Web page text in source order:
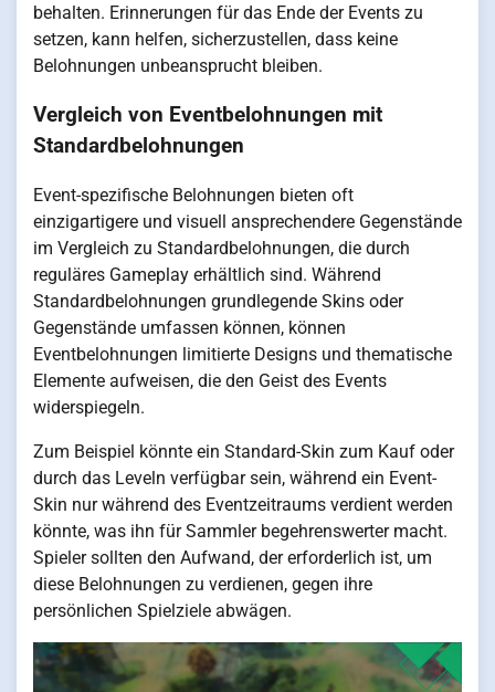
behalten. Erinnerungen für das Ende der Events zu
setzen, kann helfen, sicherzustellen, dass keine
Belohnungen unbeansprucht bleiben.
Vergleich von Eventbelohnungen mit
Standardbelohnungen
Event-spezifische Belohnungen bieten oft
einzigartigere und visuell ansprechendere Gegenstände
im Vergleich zu Standardbelohnungen, die durch
reguläres Gameplay erhältlich sind. Während
Standardbelohnungen grundlegende Skins oder
Gegenstände umfassen können, können
Eventbelohnungen limitierte Designs und thematische
Elemente aufweisen, die den Geist des Events
widerspiegeln.
Zum Beispiel könnte ein Standard-Skin zum Kauf oder
durch das Leveln verfügbar sein, während ein Event-
Skin nur während des Eventzeitraums verdient werden
könnte, was ihn für Sammler begehrenswerter macht.
Spieler sollten den Aufwand, der erforderlich ist, um
diese Belohnungen zu verdienen, gegen ihre
persönlichen Spielziele abwägen.